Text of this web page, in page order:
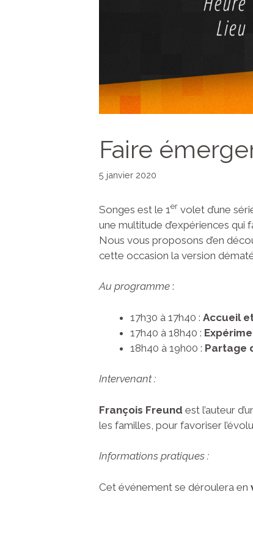
Faire
5 janvier 2020
Songes est le 1 er volet d’une
une multitude d’expériences qui
Nous vous proposons d’en
cette occasion la version
Au programme :
17h30 à 17h40 : Accueil
17h40 à 18h40 :
18h40 à 19h00 : Partage
Intervenant :
François Freund est l’auteur
les familles, pour favoriser
Informations pratiques :
Cet événement se déroulera en